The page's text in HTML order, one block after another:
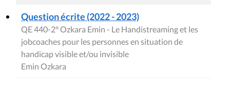
Question écrite (2022 - 2023)
QE 440-2° Ozkara Emin - Le Handistreaming et les
jobcoaches pour les personnes en situation de
handicap visible et/ou invisible
Emin Ozkara